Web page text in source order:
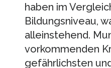
haben im
Bildungsniveau,
alleinstehend.
vorkommenden
gefährlichsten